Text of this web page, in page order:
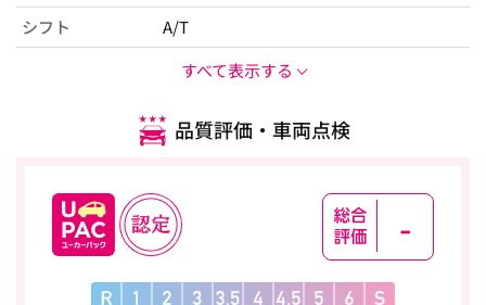
シフト
A/T
すべて表示する
品質評価・車両点検
-